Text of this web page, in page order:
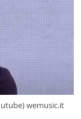
wemusic.it